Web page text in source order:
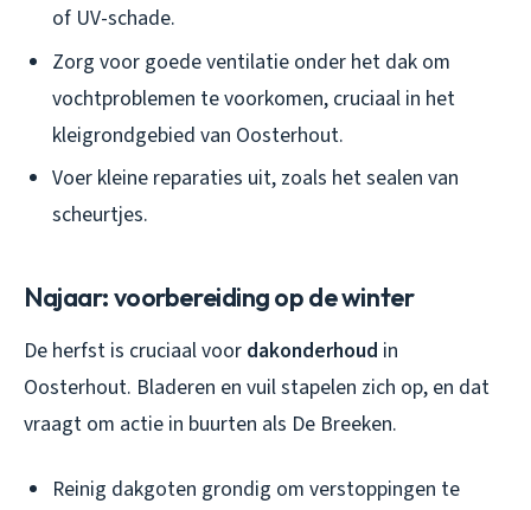
of UV-schade.
Zorg voor goede ventilatie onder het dak om
vochtproblemen te voorkomen, cruciaal in het
kleigrondgebied van Oosterhout.
Voer kleine reparaties uit, zoals het sealen van
scheurtjes.
Najaar: voorbereiding op de winter
De herfst is cruciaal voor dakonderhoud in
Oosterhout. Bladeren en vuil stapelen zich op, en dat
vraagt om actie in buurten als De Breeken.
Reinig dakgoten grondig om verstoppingen te